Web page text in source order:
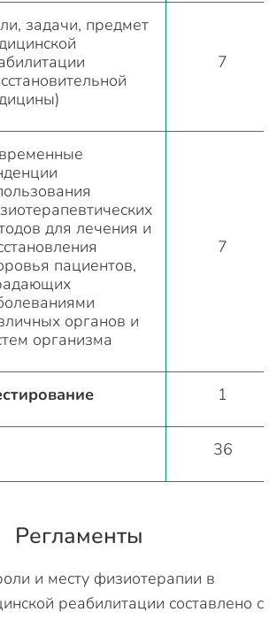
задачи, предмет
7
для лечения и
пациентов,
органов и
организма
7
1
36
Регламенты
и месту физиотерапии в
реабилитации составлено с